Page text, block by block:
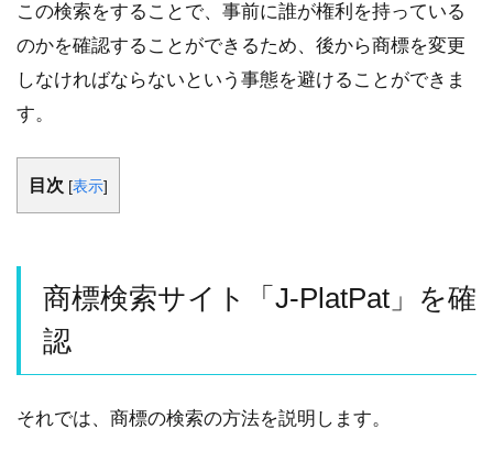
この検索をすることで、事前に誰が権利を持っている
のかを確認することができるため、後から商標を変更
しなければならないという事態を避けることができま
す。​
目次 [表示]
商標検索サイト「J-PlatPat」を確
認
それでは、商標の検索の方法を説明します。